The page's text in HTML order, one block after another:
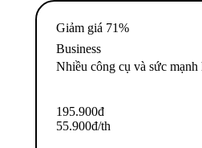
Giảm giá 71%
Business
Nhiều công cụ và sức mạnh
195.900đ
55.900đ/th